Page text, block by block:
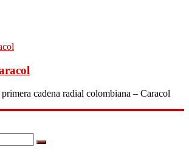
cadena radial colombiana – Caracol